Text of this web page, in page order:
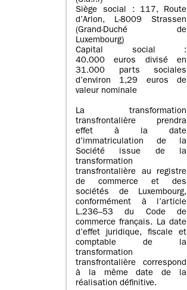
Siège social : 117, Route
d’Arlon, L-8009 Strassen
(Grand-Duché de
Luxembourg)
Capital social :
40.000 euros divisé en
31.000 parts sociales
d’environ 1,29 euros de
valeur nominale
La transformation
transfrontalière prendra
effet à la date
d’immatriculation de la
Société issue de la
transformation
transfrontalière au registre
de commerce et des
sociétés de Luxembourg,
conformément à l’article
L.236–53 du Code de
commerce français. La date
d’effet juridique, fiscale et
comptable de la
transformation
transfrontalière correspond
à la même date de la
réalisation définitive.